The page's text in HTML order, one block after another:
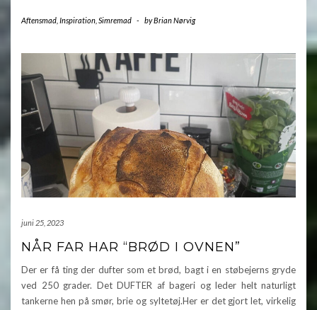
Aftensmad Inspiration Simremad - byBrian Nørvig
juni 25, 2023
NÅR FAR HAR “BRØD I OVNEN”
Der er få ting der dufter som et brød, bagt i en støbejerns gryde
ved 250 grader. Det DUFTER af bageri og leder helt naturligt
tankerne hen på smør, brie og syltetøj.Her er det gjort let, virkelig